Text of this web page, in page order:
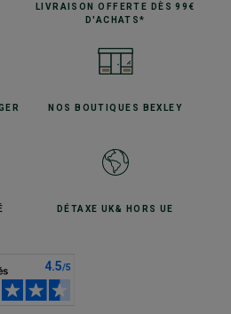
LIVRAISON OFFERTE
DÈS 99€
D'ACHATS*
NOS BOUTIQUES BEXLEY
DÉTAXE UK& HORS UE